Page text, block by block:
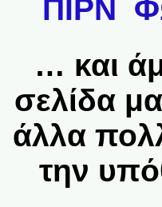
ΠΙΡΝ
… και
σελίδα
άλλα
την